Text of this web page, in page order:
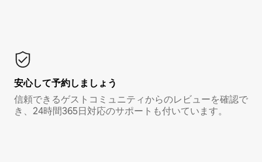
安心して予約しましょう
信頼できるゲストコミュニティからのレビューを確認で
き、24時間365日対応のサポートも付いています。